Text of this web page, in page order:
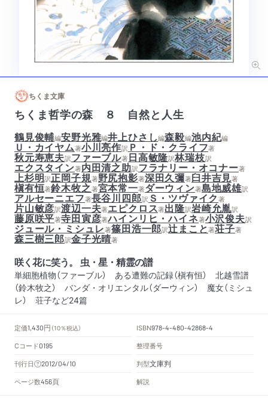
ちくま文庫
ちくま哲学の森 ８ 自然と人生
鶴見俊輔編安野光雅編井上ひさし編森毅編池内紀編
Ｕ・カイヤム著小川亮作訳Ｐ・ド・クライフ著
秋元寿恵夫訳ファーブル著日高敏隆訳林瑞枝訳
エクスタイン著内田清之助訳フラナリー・オコナー著
上杉明訳正岡子規著野尻抱影著深田久彌著臼井吉見著
槇有恒著鈴木牧之著宮本常一著ダーウィン著島地威雄訳
アルセーニエフ著長谷川四郎訳Ｓ・ツヴァイク著
片山敏彦訳渡辺一夫著エピクロス著出隆訳岩崎允胤訳
藤原咲平著寺田寅彦著ハインリヒ・ハイネ著小沢俊夫訳
ジュール・ミシュレ著篠田浩一郎訳辻まこと著荘子著
森三樹三郎訳金子光晴著
咲く花に笑う。 虫・星・精霊の譜
単細胞植物（ファーブル） ある遭難の記録（槇有恒） 北越雪譜
（鈴木牧之） バンダ・オリエンタル（ダーウィン） 魔女（ミシュ
レ） 荘子など24篇
定価1,430円 （10％税込） ISBN978-4-480-42868-4
Cコード0195
整理番号
刊行日
2012/04/10 判型文庫判
ページ数456頁 解説